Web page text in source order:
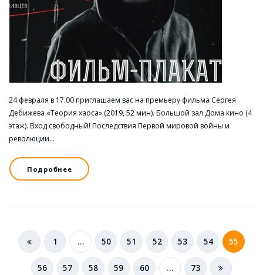
24 февраля в 17.00 приглашаем вас на премьеру фильма Сергея
Дебижева «Теория хаоса» (2019, 52 мин). Большой зал Дома кино (4
этаж). Вход свободный! Последствия Первой мировой войны и
революции…
Подробнее
Навигация
1 … 50 51 52 53 54 55
56 57 58 59 60 … 73